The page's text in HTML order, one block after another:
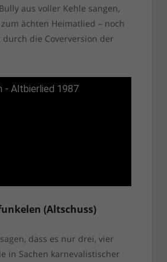
aus voller Kehle sangen,
ächten Heimatlied – noch
die Coverversion der
- Altbierlied 1987
(Altschuss)
dass es nur drei, vier
in Sachen karnevalistischer